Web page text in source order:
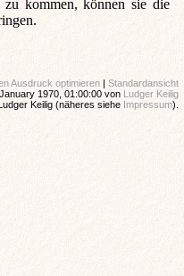
Ausdruck optimieren |Standardansicht
1970, 01:00:00 von Ludger Keilig
Keilig (näheres siehe Impressum).